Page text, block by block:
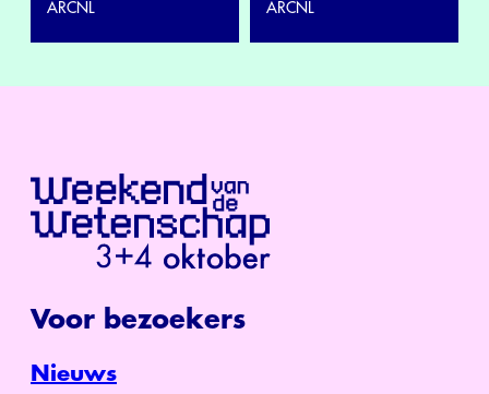
ARCNL ARCNL
Voor bezoekers
Nieuws